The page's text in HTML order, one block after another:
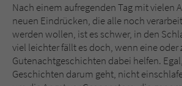
Nach einem aufregenden Tag mit vielen
neuen Eindrücken, die alle noch
werden wollen, ist es schwer, in den
viel leichter fällt es doch, wenn eine oder
Gutenachtgeschichten dabei helfen.
Geschichten darum geht, nicht